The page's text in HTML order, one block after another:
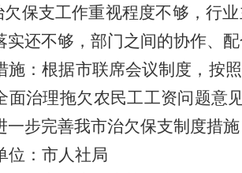
欠保支工作重视程度不够，行
实还不够，部门之间的协作、配
施：根据市联席会议制度，按
面治理拖欠农民工工资问题意
一步完善我市治欠保支制度措施
位：市人社局